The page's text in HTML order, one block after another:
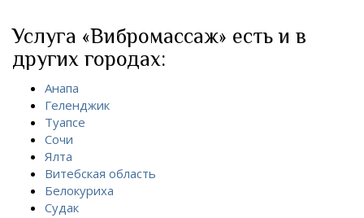
Услуга «Вибромассаж» есть и в
других городах:
Анапа
Геленджик
Туапсе
Сочи
Ялта
Витебская область
Белокуриха
Судак